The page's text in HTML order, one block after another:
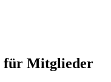
für Mitglieder